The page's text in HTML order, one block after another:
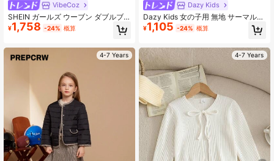
VibeCoz
SHEIN ガールズ ウーブン ダブルブ
レスト ラペル ルーズ ロング フレン
チトレンチコート、カジュアル ミリ
ウェアに適しています、春/秋/冬、Y
2k
¥1,758 -24% 概算
4-7 Years
Dazy Kids
Dazy Kids 女の子用 無地 サーマルラ
イニング ジャケット
¥1,105 -24% 概算
4-7 Years